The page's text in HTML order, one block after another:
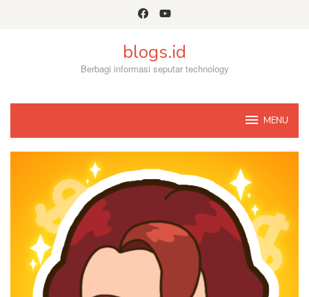
blogs.id
Berbagi informasi seputar technology
MENU